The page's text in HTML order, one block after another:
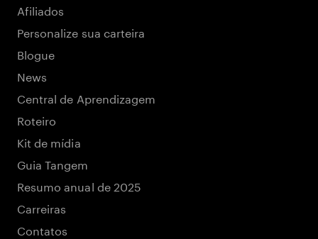
Afiliados
Personalize sua carteira
Blogue
News
Central de Aprendizagem
Roteiro
Kit de mídia
Guia Tangem
Resumo anual de 2025
Carreiras
Contatos